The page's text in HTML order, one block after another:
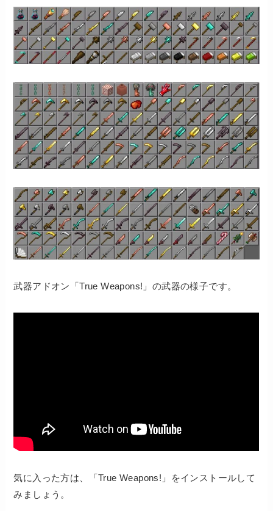
武器アドオン「True Weapons!」の武器の様子です。
気に入った方は、「True Weapons!」をインストールして
みましょう。